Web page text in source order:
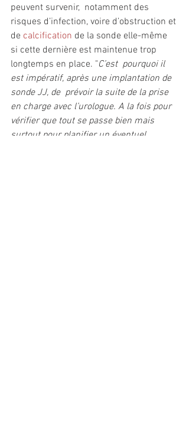
peuvent survenir,  notamment des
risques d’infection, voire d’obstruction et
de calcification de la sonde elle-même
si cette dernière est maintenue trop
longtemps en place. "C’est  pourquoi il
est impératif, après une implantation de
sonde JJ, de  prévoir la suite de la prise
en charge avec l’urologue. A la fois pour
vérifier que tout se passe bien mais
surtout pour planifier un éventuel